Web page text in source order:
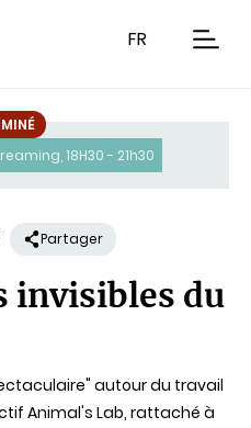
FR
18H30 - 21h30
Statut
Partager
invisibles du
autour du travail
Animal's Lab, rattaché à